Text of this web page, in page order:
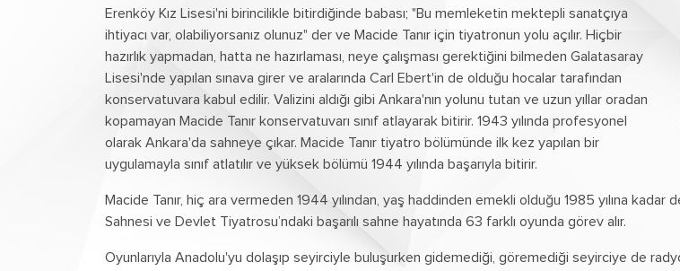
Erenköy Kız Lisesi'ni birincilikle bitirdiğinde babası; "Bu memleketin mektepli sanatçıya
ihtiyacı var, olabiliyorsanız olunuz" der ve Macide Tanır için tiyatronun yolu açılır. Hiçbir
hazırlık yapmadan, hatta ne hazırlaması, neye çalışması gerektiğini bilmeden Galatasaray
Lisesi'nde yapılan sınava girer ve aralarında Carl Ebert'in de olduğu hocalar tarafından
konservatuvara kabul edilir. Valizini aldığı gibi Ankara'nın yolunu tutan ve uzun yıllar oradan
kopamayan Macide Tanır konservatuvarı sınıf atlayarak bitirir. 1943 yılında profesyonel
olarak Ankara'da sahneye çıkar. Macide Tanır tiyatro bölümünde ilk kez yapılan bir
uygulamayla sınıf atlatılır ve yüksek bölümü 1944 yılında başarıyla bitirir.
Macide Tanır, hiç ara vermeden 1944 yılından, yaş haddinden emekli olduğu 1985 yılına kadar
Sahnesi ve Devlet Tiyatrosu’ndaki başarılı sahne hayatında 63 farklı oyunda görev alır.
Oyunlarıyla Anadolu'yu dolaşıp seyirciyle buluşurken gidemediği, göremediği seyirciye de